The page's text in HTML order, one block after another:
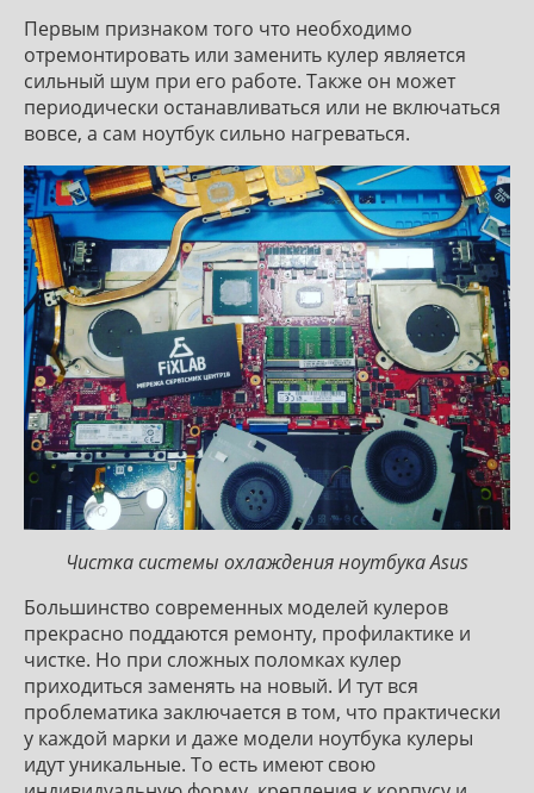
Первым признаком того что необходимо
отремонтировать или заменить кулер является
сильный шум при его работе. Также он может
периодически останавливаться или не включаться
вовсе, а сам ноутбук сильно нагреваться.
Чистка системы охлаждения ноутбука Asus
Большинство современных моделей кулеров
прекрасно поддаются ремонту, профилактике и
чистке. Но при сложных поломках кулер
приходиться заменять на новый. И тут вся
проблематика заключается в том, что практически
у каждой марки и даже модели ноутбука кулеры
идут уникальные. То есть имеют свою